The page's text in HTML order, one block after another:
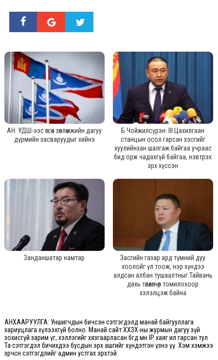
АН: УДШ-ээс өгсөн зөвлөмжийн дагуу
дүрмийн засваруудыг хийнэ
Б.Чойжилсүрэн: III Цахилгаан
станцын осол гарсан хэсгийг
хуулийнхан шалгаж байгаа учраас
бид орж чадахгүй байгаа, нэвтрэх
эрх хүссэн
Занданшатар намтар
Засгийн газар ард түмний дуу
хоолойг үл тоож, нэр хүндээ
алдсан албан тушаалтныг Тайвань
дахь төлөөлөгчөөр томилохоор
хэлэлцэж байна
АНХААРУУЛГА: Уншигчдын бичсэн сэтгэгдэлд манай байгууллага
хариуцлага хүлээхгүй болно. Манай сайт ХХЗХ-ны журмын дагуу зүй
зохисгүй зарим үг, хэллэгийг хязгаарласан бөгөөд мөн IP хаяг ил гарсан тул
Та сэтгэгдэл бичихдээ бусдын эрх ашгийг хүндэтгэн үзнэ үү. Хэм хэмжээ
зөрчсөн сэтгэгдлийг админ устгах эрхтэй.